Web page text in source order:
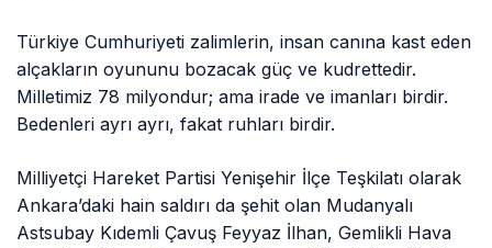
Türkiye Cumhuriyeti zalimlerin, insan canına kast eden
alçakların oyununu bozacak güç ve kudrettedir.
Milletimiz 78 milyondur; ama irade ve imanları birdir.
Bedenleri ayrı ayrı, fakat ruhları birdir.
Milliyetçi Hareket Partisi Yenişehir İlçe Teşkilatı olarak
Ankara’daki hain saldırı da şehit olan Mudanyalı
Astsubay Kıdemli Çavuş Feyyaz İlhan, Gemlikli Hava